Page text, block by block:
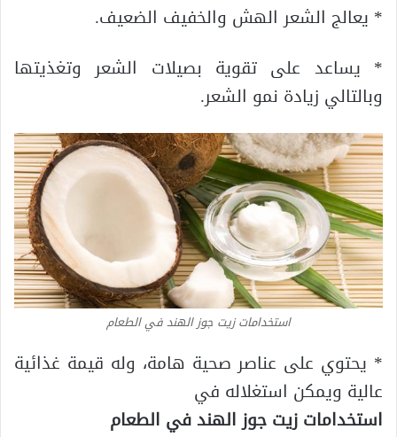
* يعالج الشعر الهش والخفيف الضعيف.
* يساعد على تقوية بصيلات الشعر وتغذيتها
وبالتالي زيادة نمو الشعر.
استخدامات زيت جوز الهند في الطعام
* يحتوي على عناصر صحية هامة، وله قيمة غذائية
عالية ويمكن استغلاله في
استخدامات زيت جوز الهند في الطعام